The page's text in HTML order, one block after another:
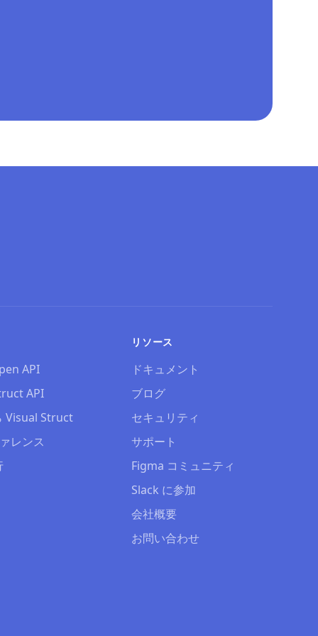
API
API
Visual Struct
レンス
リソース
ドキュメント
ブログ
セキュリティ
サポート
Figma コミュニティ
Slack に参加
会社概要
お問い合わせ